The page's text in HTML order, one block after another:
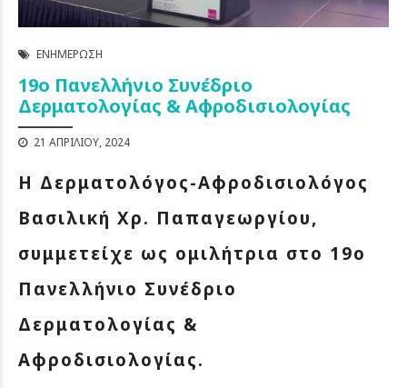
ΕΝΗΜΈΡΩΣΗ
19ο Πανελλήνιο Συνέδριο
Δερματολογίας & Αφροδισιολογίας
21 ΑΠΡΙΛΊΟΥ, 2024
Η Δερματολόγος-Αφροδισιολόγος
Βασιλική Χρ. Παπαγεωργίου,
συμμετείχε ως ομιλήτρια στο 19ο
Πανελλήνιο Συνέδριο
Δερματολογίας &
Αφροδισιολογίας.